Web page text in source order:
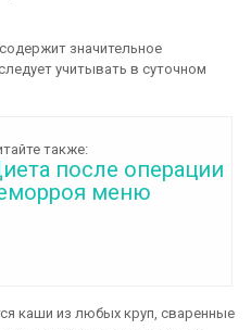
значительное
учитывать в суточном
также:
после операции
меню
каши из любых круп, сваренные